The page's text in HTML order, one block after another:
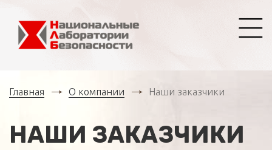
Главная О компании Наши заказчики
НАШИ ЗАКАЗЧИКИ